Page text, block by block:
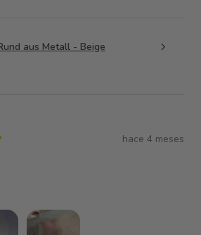
aus Metall - Beige
hace 4 meses